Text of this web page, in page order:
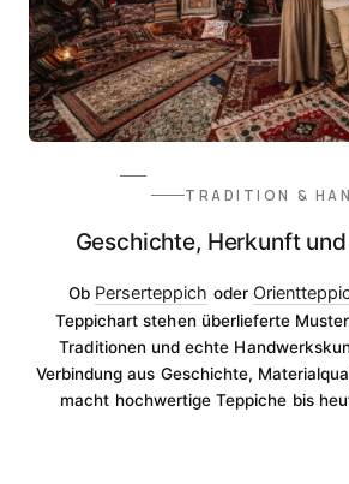
TRADITION &
Geschichte, Herkunft
Ob Perserteppich oder
Teppichart stehen überlieferte
Traditionen und echte
Verbindung aus Geschichte,
macht hochwertige Teppiche bis